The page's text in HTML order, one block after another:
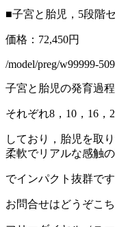
■子宮と胎児，5段階
価格：72,450円
/model/preg/w99999-
子宮と胎児の発育過
それぞれ8，10，16，
しており，胎児を取
柔軟でリアルな感触
でインパクト抜群です
お問合せはどうぞ